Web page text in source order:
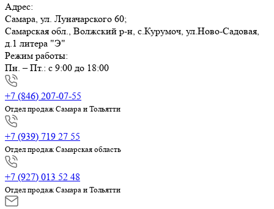
Адрес:
Самара, ул. Луначарского 60;
Самарская обл., Волжский р-н, с.Курумоч, ул.Ново-Садовая,
д.1 литера "Э"
Режим работы:
Пн. – Пт.: с 9:00 до 18:00
+7 (846) 207-07-55
Отдел продаж Самара и Тольятти
+7 (939) 719 27 55
Отдел продаж Самарская область
+7 (927) 013 52 48
Отдел продаж Самара и Тольятти